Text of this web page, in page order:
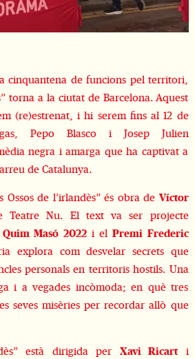
cinquantena de funcions pel territori,
torna a la ciutat de Barcelona. Aquest
(re)estrenat, i hi serem fins al 12 de
Pepo Blasco i Josep Julien
negra i amarga que ha captivat a
de Catalunya.
Ossos de l’irlandès” és obra de Víctor
Teatre Nu. El text va ser projecte
Masó 2022i elPremi Frederic
explora com desvelar secrets que
personals en territoris hostils. Una
i a vegades incòmoda; en què tres
seves misèries per recordar allò que
està dirigida per Xavi Ricarti